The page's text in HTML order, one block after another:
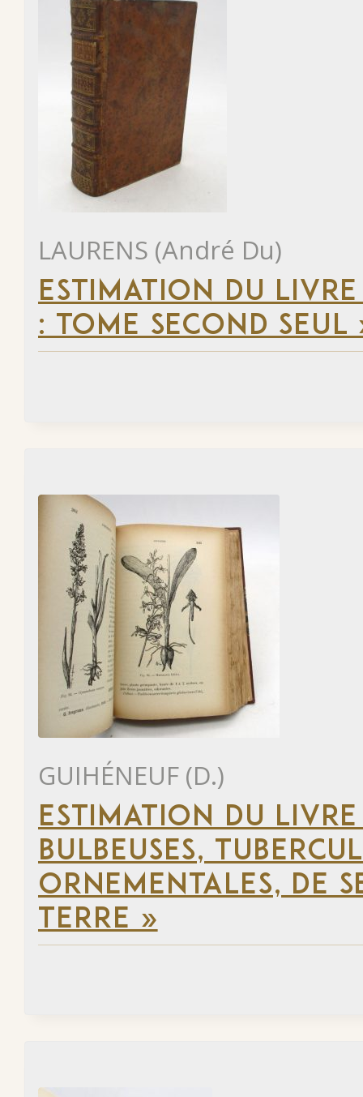
LAURENS (André Du)
ESTIMATION DU
: TOME SECOND SEUL
GUIHÉNEUF (D.)
ESTIMATION DU
BULBEUSES,
ORNEMENTALES, DE
TERRE »